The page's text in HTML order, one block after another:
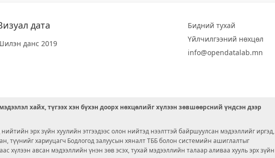
дата
данс 2019
Бидний тухай
Үйлчилгээний нөхцөл
info@opendatalab.mn
хайх, түгээх хэн бүхэн доорх нөхцөлийг хүлээн зөвшөөрсний үндсэн дээр
эрх зүйн хуулийн этгээдээс олон нийтэд нээлттэй байршуулсан мэдээллийг иргэд,
түүнийг хариуцагч Бодлогод залуусын хяналт ТББ болон системийн ашиглалтыг
хүлээн авсан мэдээллийн үнэн зөв эсэх, тухай мэдээллийн талаар аливаа хууль эрх зүйн